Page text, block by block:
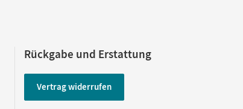
Rückgabe und Erstattung
Vertrag widerrufen